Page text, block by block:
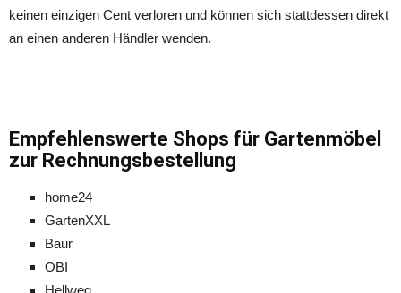
keinen einzigen Cent verloren und können sich stattdessen direkt
an einen anderen Händler wenden.
Empfehlenswerte Shops für Gartenmöbel
zur Rechnungsbestellung
home24
GartenXXL
Baur
OBI
Hellweg